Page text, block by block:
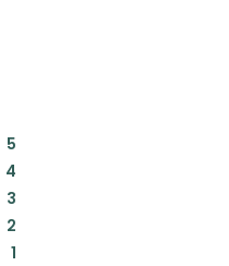
5:
4:
3:
2:
1: